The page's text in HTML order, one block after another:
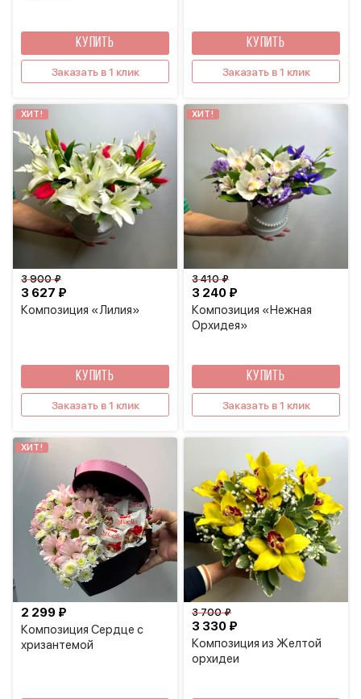
КУПИТЬ
Заказать в 1 клик
КУПИТЬ
Заказать в 1 клик
ХИТ!
Композиция «Лилия»
3 627 ₽
3 900 ₽
КУПИТЬ
Заказать в 1 клик
ХИТ!
Композиция «Нежная
Орхидея»
3 240 ₽
3 410 ₽
КУПИТЬ
Заказать в 1 клик
ХИТ!
Композиция Сердце с
хризантемой
2 299 ₽
Композиция из Желтой
орхидеи
3 330 ₽
3 700 ₽